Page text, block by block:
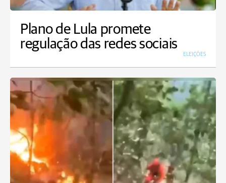
Plano de Lula promete
regulação das redes sociais
ELEIÇÕES